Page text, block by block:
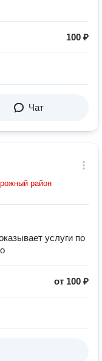
100 ₽
Чат
район
услуги по
от 100 ₽